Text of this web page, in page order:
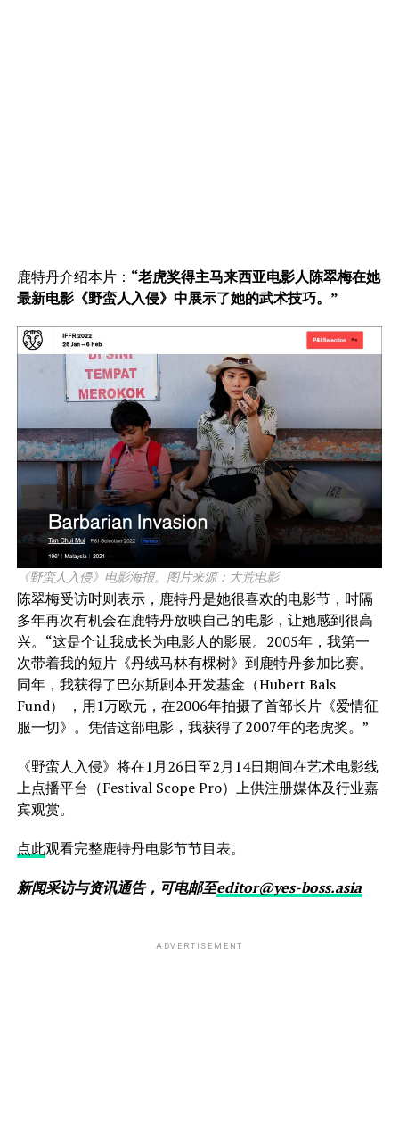
鹿特丹介绍本片： “老虎奖得主马来西亚电影人陈翠梅在她
最新电影《野蛮人入侵》中展示了她的武术技巧。”
《野蛮人入侵》电影海报。图片来源：大荒电影
陈翠梅受访时则表示，鹿特丹是她很喜欢的电影节，时隔
多年再次有机会在鹿特丹放映自己的电影，让她感到很高
兴。“这是个让我成长为电影人的影展。2005年，我第一
次带着我的短片《丹绒马林有棵树》到鹿特丹参加比赛。
同年，我获得了巴尔斯剧本开发基金（Hubert Bals
Fund） ，用1万欧元，在2006年拍摄了首部长片《爱情征
服一切》。凭借这部电影，我获得了2007年的老虎奖。”
《野蛮人入侵》将在1月26日至2月14日期间在艺术电影线
上点播平台（Festival Scope Pro）上供注册媒体及行业嘉
宾观赏。
点此观看完整鹿特丹电影节节目表。
新闻采访与资讯通告，可电邮至editor@yes-boss.asia
ADVERTISEMENT